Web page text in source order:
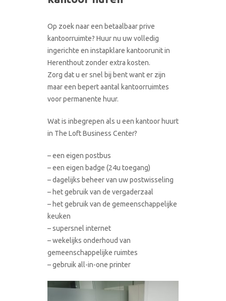
Op zoek naar een betaalbaar prive
kantoorruimte? Huur nu uw volledig
ingerichte en instapklare kantoorunit in
Herenthout zonder extra kosten.
Zorg dat u er snel bij bent want er zijn
maar een bepert aantal kantoorruimtes
voor permanente huur.
Wat is inbegrepen als u een kantoor huurt
in The Loft Business Center?
– een eigen postbus
– een eigen badge (24u toegang)
– dagelijks beheer van uw postwisseling
– het gebruik van de vergaderzaal
– het gebruik van de gemeenschappelijke
keuken
– supersnel internet
– wekelijks onderhoud van
gemeenschappelijke ruimtes
– gebruik all-in-one printer